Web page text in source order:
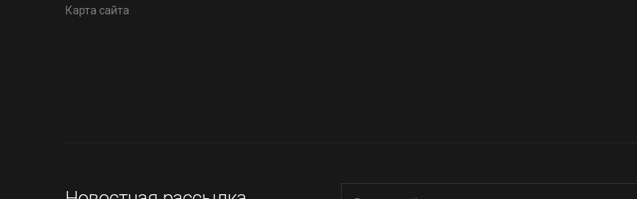
Карта сайта